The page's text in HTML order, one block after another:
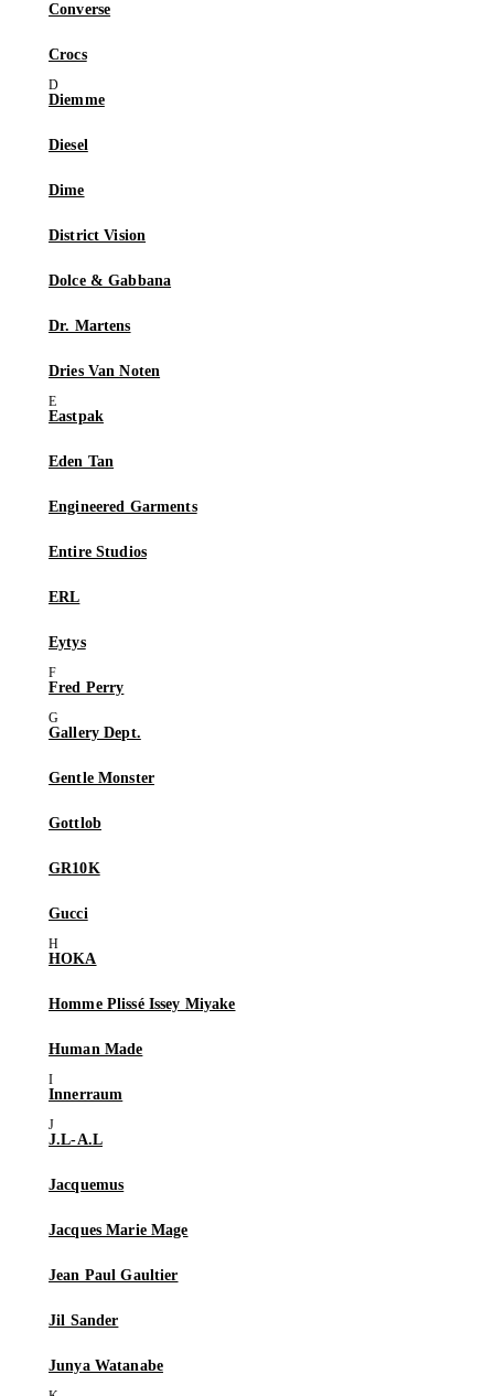
Converse
Crocs
Diemme
Diesel
Dime
District Vision
Dolce & Gabbana
Dr. Martens
Dries Van Noten
Eastpak
Eden Tan
Engineered Garments
Entire Studios
ERL
Eytys
Fred Perry
Gallery Dept.
Gentle Monster
Gottlob
GR10K
Gucci
HOKA
Homme Plissé Issey Miyake
Human Made
Innerraum
J.L-A.L
Jacquemus
Jacques Marie Mage
Jean Paul Gaultier
Jil Sander
Junya Watanabe